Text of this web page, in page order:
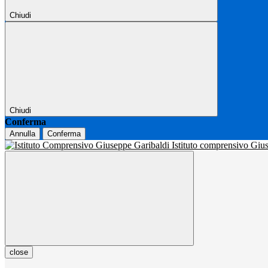
Chiudi
Chiudi
Conferma
Annulla Conferma
Istituto comprensivo
close